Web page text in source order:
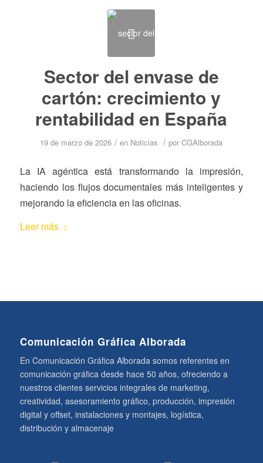
Sector del envase de
cartón: crecimiento y
rentabilidad en España
19 de marzo de 2026 / en Noticias / porCGAlborada
La IA agéntica está transformando la impresión,
haciendo los flujos documentales más inteligentes y
mejorando la eficiencia en las oficinas.
Leer más
Comunicación Gráfica Alborada
En Comunicación Gráfica Alborada somos referentes en
comunicación gráfica desde hace 50 años, ofreciendo a
nuestros clientes servicios integrales de marketing,
creatividad, asesoramiento gráfico, producción, impresión
digital y offset, instalaciones y montajes, logística,
distribución y almacenaje